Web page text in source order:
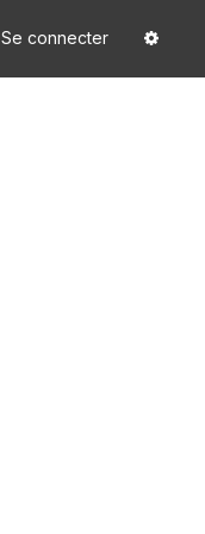
Se connecter